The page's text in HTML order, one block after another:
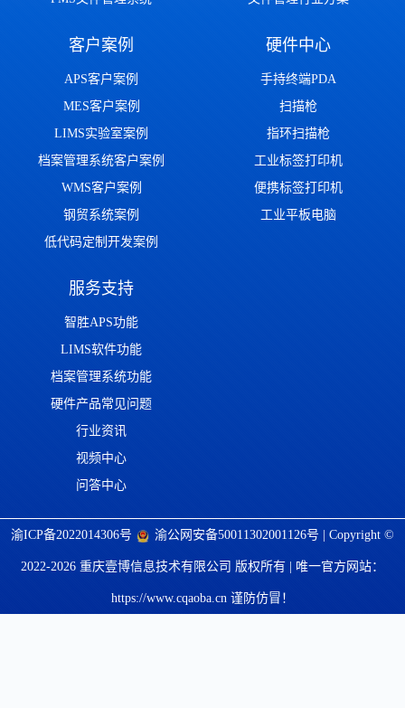
客户案例
APS客户案例
MES客户案例
LIMS实验室案例
档案管理系统客户案例
WMS客户案例
钢贸系统案例
低代码定制开发案例
硬件中心
手持终端PDA
扫描枪
指环扫描枪
工业标签打印机
便携标签打印机
工业平板电脑
服务支持
智胜APS功能
LIMS软件功能
档案管理系统功能
硬件产品常见问题
行业资讯
视频中心
问答中心
渝ICP备2022014306号 渝公网安备50011302001126号 | Copyright ©
2022-2026 重庆壹博信息技术有限公司 版权所有 | 唯一官方网站：
https://www.cqaoba.cn 谨防仿冒！